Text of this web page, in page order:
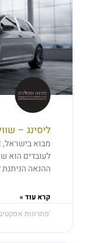
ליסינג –
מבוא בישראל,
לעובדים הוא
ההנאה הניתנת
קרא עוד »
'פתרונות